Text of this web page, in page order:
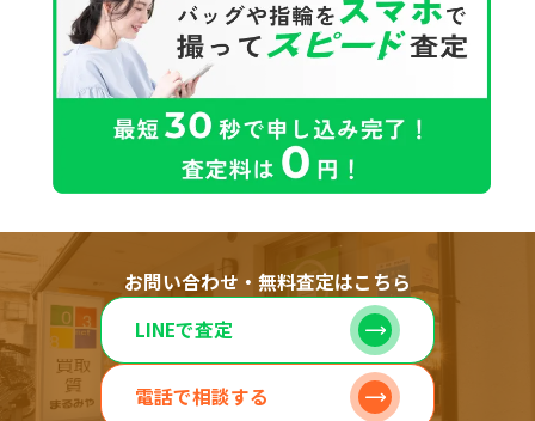
お問い合わせ・無料査定はこちら
LINEで査定
電話で相談する